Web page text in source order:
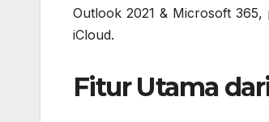
Outlook 2021 & Microsoft
iCloud.
Fitur Utama